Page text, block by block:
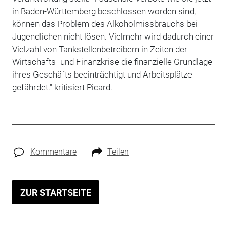
in Baden-Württemberg beschlossen worden sind,
können das Problem des Alkoholmissbrauchs bei
Jugendlichen nicht lösen. Vielmehr wird dadurch einer
Vielzahl von Tankstellenbetreibern in Zeiten der
Wirtschafts- und Finanzkrise die finanzielle Grundlage
ihres Geschäfts beeinträchtigt und Arbeitsplätze
gefährdet." kritisiert Picard.
Kommentare Teilen
ZUR STARTSEITE